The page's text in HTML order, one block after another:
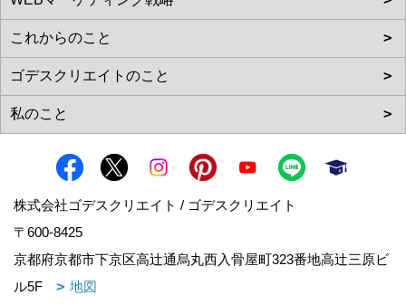
株式会社ゴデスクリエイト / ゴデスクリエイト
〒600-8425
京都府京都市下京区高辻通烏丸西入骨屋町323番地高辻三原ビ
ル5F
地図